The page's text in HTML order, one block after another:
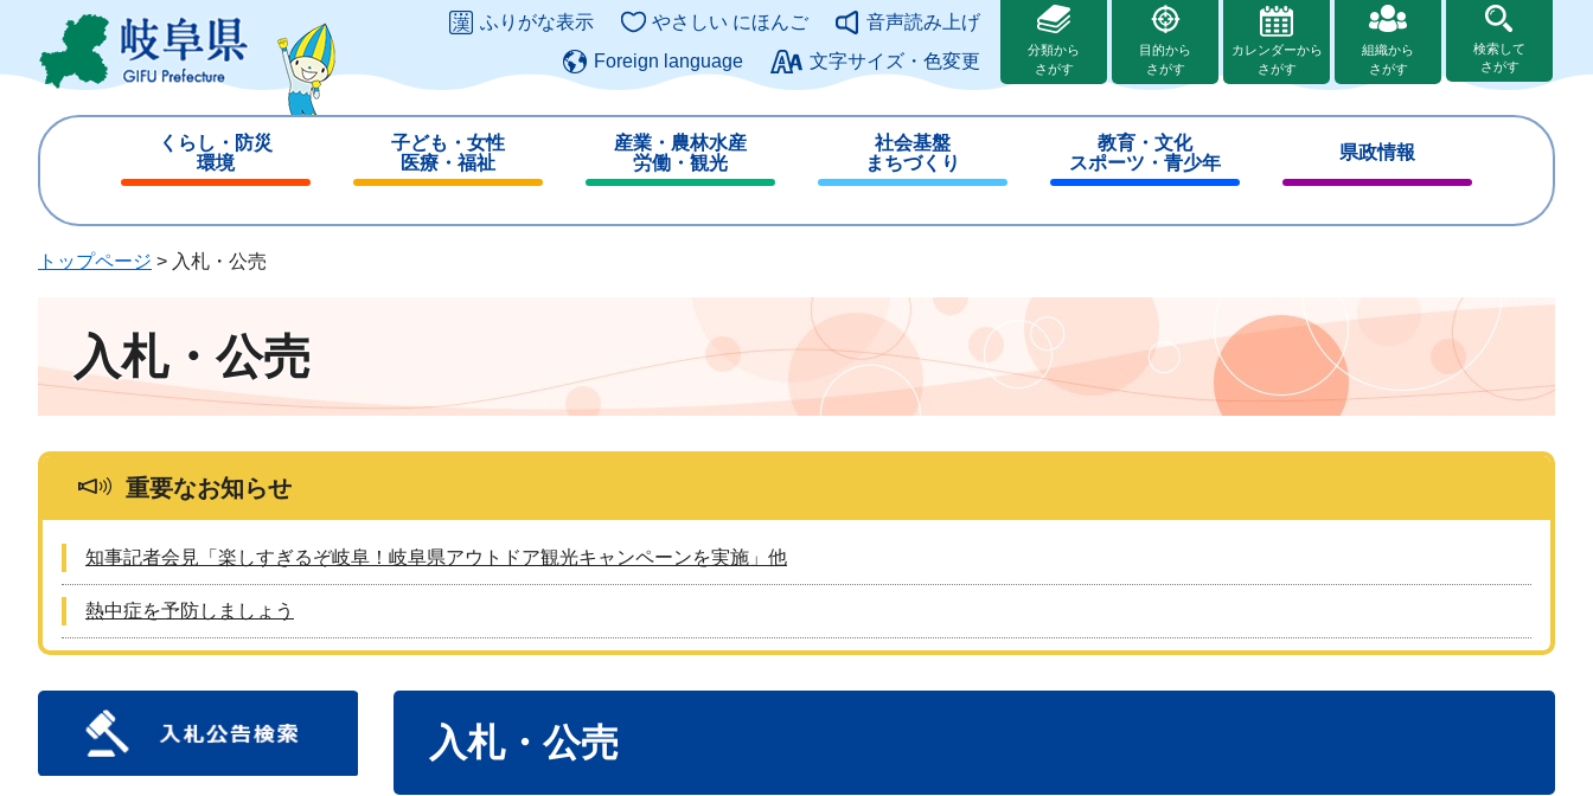
ジ
ュ
このページの本文へ
ふりがな表示 やさしい にほんご
音声読み上げ
Foreign language
文字サイズ・色変更
分類から
さがす
目的から
さがす
カレンダーから
さがす
組織から
さがす
検索して
さがす
くらし・防災
環境
じ
子ども・女性
医療・福祉
じ
産業・農林水産
労働・観光
じ
社会基盤
まちづくり
じ
教育・文化
スポーツ・青少年
じ
県政情報
じ
トップページ > 入札・公売
入札・公売
重要なお知らせ
知事記者会見「楽しすぎるぞ岐阜！岐阜県アウトドア観光キャンペーンを実施」他
熱中症を予防しましょう
入札・公売